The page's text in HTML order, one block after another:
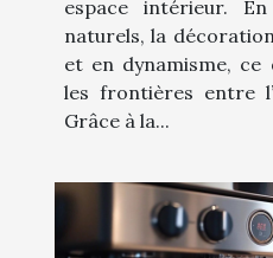
espace intérieur.
naturels, la
et en dynamisme,
les frontières entre
Grâce à la...